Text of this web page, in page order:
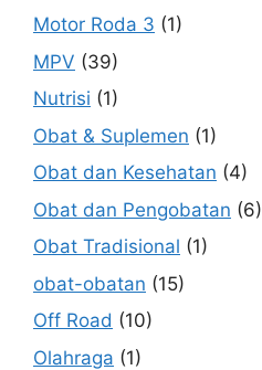
Motor Roda 3 (1)
MPV (39)
Nutrisi (1)
Obat & Suplemen (1)
Obat dan Kesehatan (4)
Obat dan Pengobatan (6)
Obat Tradisional (1)
obat-obatan (15)
Off Road (10)
Olahraga (1)